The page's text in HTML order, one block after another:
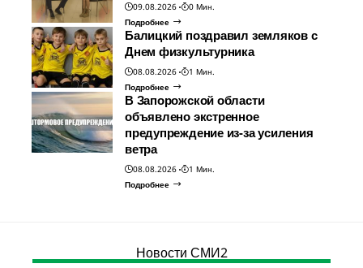
09.08.2026
0 Мин.
Подробнее
Балицкий поздравил земляков с
Днем физкультурника
08.08.2026
1 Мин.
Подробнее
В Запорожской области
объявлено экстренное
предупреждение из-за усиления
ветра
08.08.2026
1 Мин.
Подробнее
Новости СМИ2